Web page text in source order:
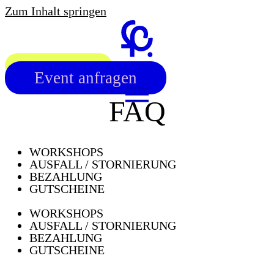
Zum Inhalt springen
Event anfragen
FAQ
WORKSHOPS
AUSFALL / STORNIERUNG
BEZAHLUNG
GUTSCHEINE
WORKSHOPS
AUSFALL / STORNIERUNG
BEZAHLUNG
GUTSCHEINE